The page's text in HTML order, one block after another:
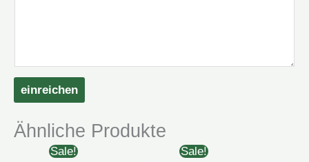
einreichen
Ähnliche Produkte
Sale! Sale!